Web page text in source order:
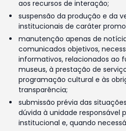
aos recursos de interação;
suspensão da produção e da
institucionais de caráter
manutenção apenas de
comunicados objetivos,
informativos, relacionados ao
museus, à prestação de
programação cultural e às
transparência;
submissão prévia das
dúvida à unidade responsável
institucional e, quando